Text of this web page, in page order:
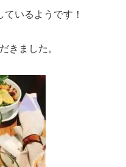
いるようです！
きました。